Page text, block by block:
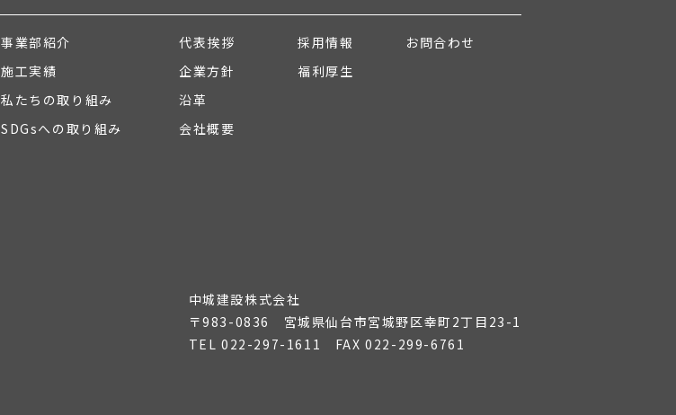
事業部紹介
施工実績
私たちの取り組み
SDGsへの取り組み
代表挨拶
企業方針
沿革
会社概要
採用情報
福利厚生
お問合わせ
中城建設株式会社
〒983-0836 宮城県仙台市宮城野区幸町2丁目23-1
TEL 022-297-1611 FAX 022-299-6761